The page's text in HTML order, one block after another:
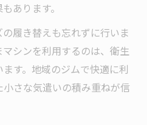
あります。
履き替えも忘れずに行いま
シンを利用するのは、衛生
す。地域のジムで快適に利
さな気遣いの積み重ねが信